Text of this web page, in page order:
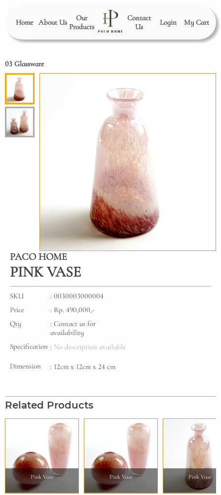
Home About Us
Our
Products
Contact
Us
Login My Cart
03 Glassware
PACO HOME
PINK VASE
SKU
: 0030003000004
Price
: Rp. 490,000,-
Qty
: Contact us for
availability
Specification : No description available
Dimension : 12cm x 12cm x 24 cm
Related Products
Pink Vase Pink Vase Pink Vase